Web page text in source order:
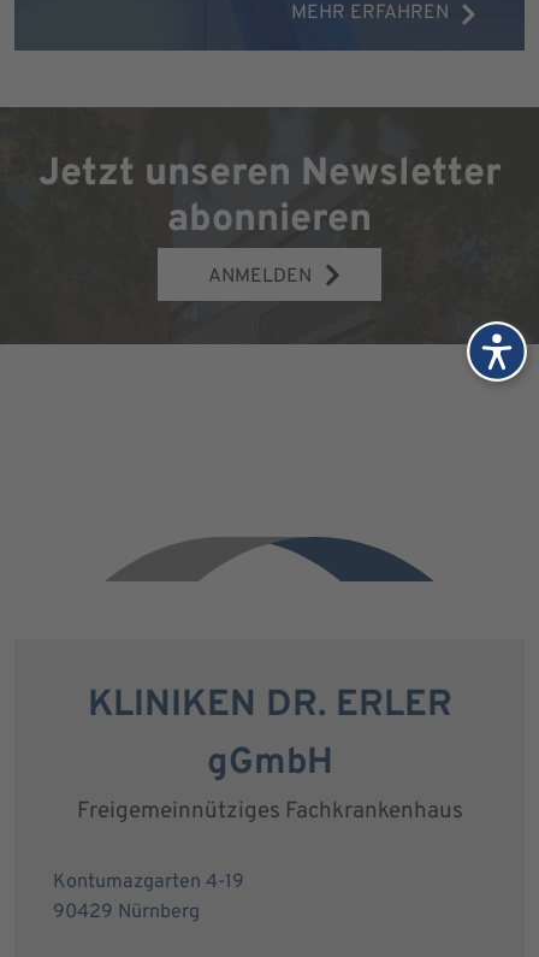
MEHR ERFAHREN
Jetzt unseren Newsletter
abonnieren
ANMELDEN
KLINIKEN DR. ERLER
gGmbH
Freigemeinnütziges Fachkrankenhaus
Kontumazgarten 4-19
90429 Nürnberg